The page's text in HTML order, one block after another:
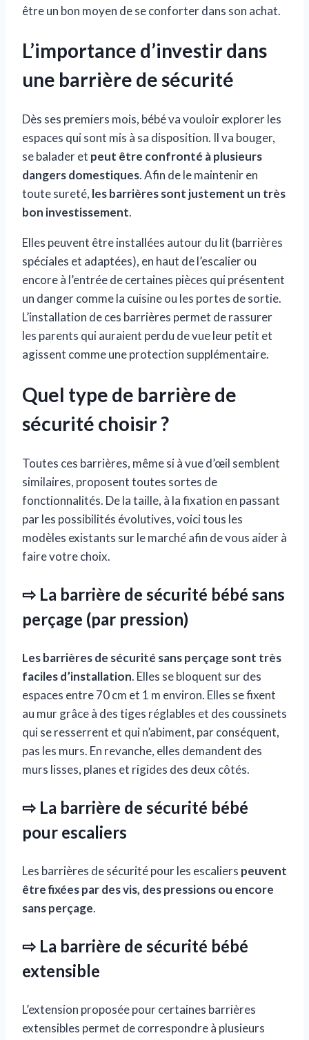
être un bon moyen de se conforter dans son achat.
L’importance d’investir dans
une barrière de sécurité
Dès ses premiers mois, bébé va vouloir explorer les
espaces qui sont mis à sa disposition. Il va bouger,
se balader et peut être confronté à plusieurs
dangers domestiques. Afin de le maintenir en
toute sureté, les barrières sont justement un très
bon investissement.
Elles peuvent être installées autour du lit (barrières
spéciales et adaptées), en haut de l’escalier ou
encore à l’entrée de certaines pièces qui présentent
un danger comme la cuisine ou les portes de sortie.
L’installation de ces barrières permet de rassurer
les parents qui auraient perdu de vue leur petit et
agissent comme une protection supplémentaire.
Quel type de barrière de
sécurité choisir ?
Toutes ces barrières, même si à vue d’œil semblent
similaires, proposent toutes sortes de
fonctionnalités. De la taille, à la fixation en passant
par les possibilités évolutives, voici tous les
modèles existants sur le marché afin de vous aider à
faire votre choix.
⇨ La barrière de sécurité bébé sans
perçage (par pression)
Les barrières de sécurité sans perçage sont très
faciles d’installation. Elles se bloquent sur des
espaces entre 70 cm et 1 m environ. Elles se fixent
au mur grâce à des tiges réglables et des coussinets
qui se resserrent et qui n’abiment, par conséquent,
pas les murs. En revanche, elles demandent des
murs lisses, planes et rigides des deux côtés.
⇨ La barrière de sécurité bébé
pour escaliers
Les barrières de sécurité pour les escaliers peuvent
être fixées par des vis, des pressions ou encore
sans perçage.
⇨ La barrière de sécurité bébé
extensible
L’extension proposée pour certaines barrières
extensibles permet de correspondre à plusieurs